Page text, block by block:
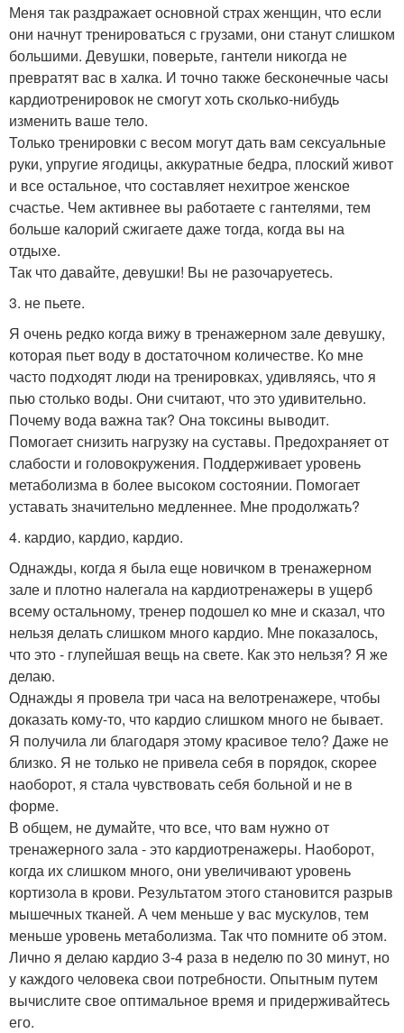
Меня так раздражает основной страх женщин, что если
они начнут тренироваться с грузами, они станут слишком
большими. Девушки, поверьте, гантели никогда не
превратят вас в халка. И точно также бесконечные часы
кардиотренировок не смогут хоть сколько-нибудь
изменить ваше тело.
Только тренировки с весом могут дать вам сексуальные
руки, упругие ягодицы, аккуратные бедра, плоский живот
и все остальное, что составляет нехитрое женское
счастье. Чем активнее вы работаете с гантелями, тем
больше калорий сжигаете даже тогда, когда вы на
отдыхе.
Так что давайте, девушки! Вы не разочаруетесь.
3. не пьете.
Я очень редко когда вижу в тренажерном зале девушку,
которая пьет воду в достаточном количестве. Ко мне
часто подходят люди на тренировках, удивляясь, что я
пью столько воды. Они считают, что это удивительно.
Почему вода важна так? Она токсины выводит.
Помогает снизить нагрузку на суставы. Предохраняет от
слабости и головокружения. Поддерживает уровень
метаболизма в более высоком состоянии. Помогает
уставать значительно медленнее. Мне продолжать?
4. кардио, кардио, кардио.
Однажды, когда я была еще новичком в тренажерном
зале и плотно налегала на кардиотренажеры в ущерб
всему остальному, тренер подошел ко мне и сказал, что
нельзя делать слишком много кардио. Мне показалось,
что это - глупейшая вещь на свете. Как это нельзя? Я же
делаю.
Однажды я провела три часа на велотренажере, чтобы
доказать кому-то, что кардио слишком много не бывает.
Я получила ли благодаря этому красивое тело? Даже не
близко. Я не только не привела себя в порядок, скорее
наоборот, я стала чувствовать себя больной и не в
форме.
В общем, не думайте, что все, что вам нужно от
тренажерного зала - это кардиотренажеры. Наоборот,
когда их слишком много, они увеличивают уровень
кортизола в крови. Результатом этого становится разрыв
мышечных тканей. А чем меньше у вас мускулов, тем
меньше уровень метаболизма. Так что помните об этом.
Лично я делаю кардио 3-4 раза в неделю по 30 минут, но
у каждого человека свои потребности. Опытным путем
вычислите свое оптимальное время и придерживайтесь
его.